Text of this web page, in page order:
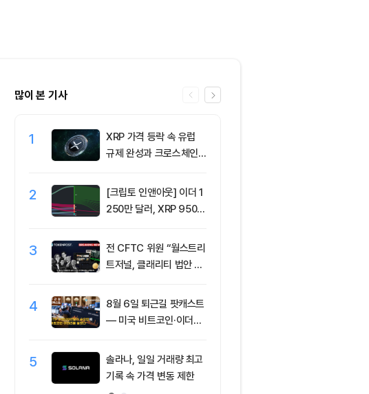
많이 본 기사
1
XRP 가격 등락 속 유럽
규제 완성과 크로스체인
2
[크립토 인앤아웃] 이더 1
250만 달러, XRP 950만
3
전 CFTC 위원 “월스트리
트저널, 클래리티 법안 오
4
8월 6일 퇴근길 팟캐스트
— 미국 비트코인·이더리
달러 순유입, 대형자산 쏠
림 강화
5
솔라나, 일일 거래량 최고
기록 속 가격 변동 제한